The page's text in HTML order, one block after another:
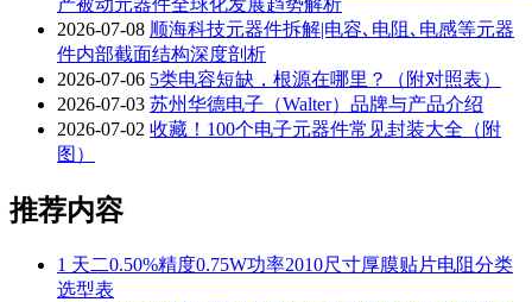
产被动元器件全球化发展趋势解析
2026-07-08 顺海科技元器件拆解|电容､电阻､电感等元器
件内部截面结构深度剖析
2026-07-06 5类电容短缺，根源在哪里？（附对照表）
2026-07-03 苏州华德电子（Walter）品牌与产品介绍
2026-07-02 收藏！100个电子元器件常见封装大全（附
图）
推荐内容
1 天二0.50%精度0.75W功率2010尺寸厚膜贴片电阻分类
选型表